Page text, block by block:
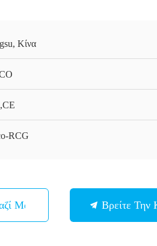
Κίνα
RCG
Μας Βρείτε Την